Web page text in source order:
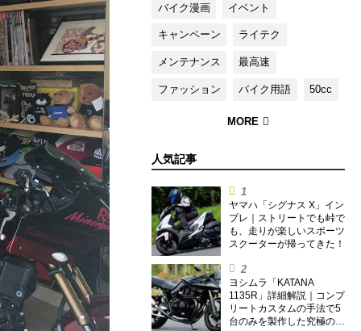
バイク漫画 イベント
キャンペーン ライテク
メンテナンス 最高速
ファッション バイク用語 50cc
人気記事
ヤマハ「シグナス X」イン
プレ｜ストリートでも峠で
も、走りが楽しいスポーツ
スクーターが帰ってきた！
ヨシムラ「KATANA
1135R」詳細解説｜コンプ
リートカスタムの手法で5
台のみを製作した究極の銘